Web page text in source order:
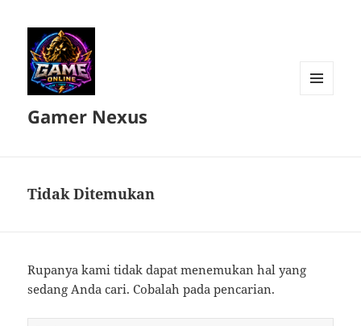
Gamer Nexus
Tidak Ditemukan
Rupanya kami tidak dapat menemukan hal yang
sedang Anda cari. Cobalah pada pencarian.